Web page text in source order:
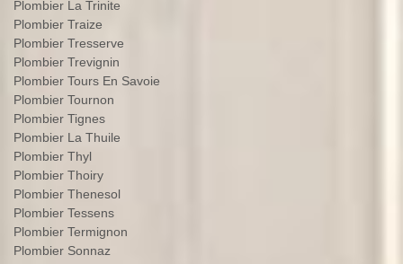
Plombier La Trinite
Plombier Traize
Plombier Tresserve
Plombier Trevignin
Plombier Tours En Savoie
Plombier Tournon
Plombier Tignes
Plombier La Thuile
Plombier Thyl
Plombier Thoiry
Plombier Thenesol
Plombier Tessens
Plombier Termignon
Plombier Sonnaz